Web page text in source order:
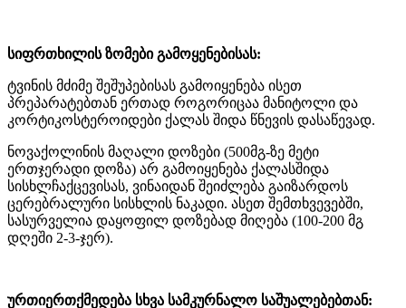
სიფრთხილის ზომები გამოყენებისას:
ტვინის მძიმე შეშუპებისას გამოიყენება ისეთ
პრეპარატებთან ერთად როგორიცაა მანიტოლი და
კორტიკოსტეროიდები ქალას შიდა წნევის დასაწევად.
ნოვაქოლინის მაღალი დოზები (500მგ-ზე მეტი
ერთჯერადი დოზა) არ გამოიყენება ქალასშიდა
სისხლჩაქცევისას, ვინაიდან შეიძლება გაიზარდოს
ცერებრალური სისხლის ნაკადი. ასეთ შემთხვევებში,
სასურველია დაყოფილ დოზებად მიღება (100-200 მგ
დღეში 2-3-ჯერ).
ურთიერთქმედება სხვა სამკურნალო საშუალებებთან: